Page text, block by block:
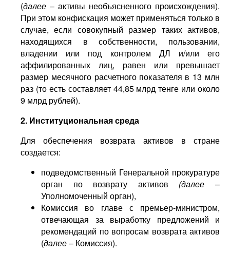
(далее – активы необъясненного происхождения).
При этом конфискация может применяться только в
случае, если совокупный размер таких активов,
находящихся в собственности, пользовании,
владении или под контролем ДЛ и/или его
аффилированных лиц, равен или превышает
размер месячного расчетного показателя в 13 млн
раз (то есть составляет 44,85 млрд тенге или около
9 млрд рублей).
2. Институциональная среда
Для обеспечения возврата активов в стране
создается:
подведомственный Генеральной прокуратуре
орган по возврату активов (далее –
Уполномоченный орган),
Комиссия во главе с премьер-министром,
отвечающая за выработку предложений и
рекомендаций по вопросам возврата активов
(далее– Комиссия).